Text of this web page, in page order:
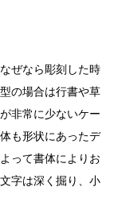
ぜなら彫刻した時
の場合は行書や草
非常に少ないケー
も形状にあったデ
って書体によりお
字は深く掘り、小